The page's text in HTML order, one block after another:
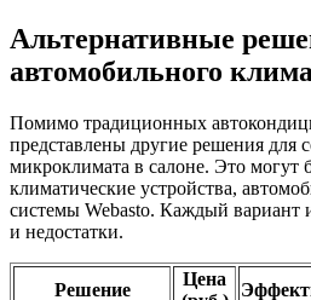
Альтернативные
автомобильного
Помимо традиционных
представлены другие решения для
микроклимата в салоне. Это могут
климатические устройства,
системы Webasto. Каждый вариант
и недостатки.
Решение
Цена